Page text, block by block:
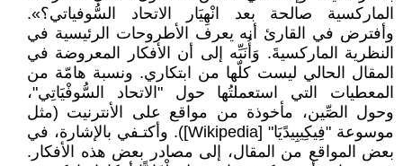
الماركسية صالحة بعد انْهِيَار الاتحاد السُّوفياتي؟».
وأفترض في القارئ أنه يعرف الأطروحات الرئيسية في
النظرية الماركسيةَ. وَأُنَبِّه إلى أن الأفكار المعروضة في
المقال الحالي ليست كلّها من ابتكاري. ونسبة هامّة من
المعطيات التي استعملتُها حول "الاتحاد السُّوفْيَاتِي"،
وحول الصِّين، مأخوذة من مواقع على الأنترنيت (مثل
موسوعة "فِيكِيبِيدًيَا" [Wikipedia]). وأكتـفي بالإشارة، في
بعض المواقع من المقال، إلى مصادر بعض هذه الأفكار.